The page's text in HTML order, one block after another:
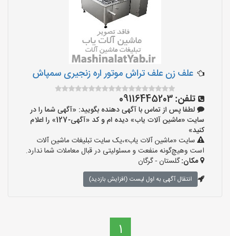
علف زن علف تراش موتور اره زنجیری سمپاش
تلفن:09116445203
لطفا پس از تماس با آگهی دهنده بگویید: «آگهی شما را در
سایت «ماشین آلات یاب» دیده ام و کد «آگهی-127» را اعلام
کنید»
سایت «ماشین آلات یاب»،یک سایت تبلیغات ماشین آلات
است وهیچ‌گونه منفعت و مسئولیتی در قبال معاملات شما ندارد.
مکان:گلستان - گرگان
انتقال آگهی به اول لیست (افزایش بازدید)
1